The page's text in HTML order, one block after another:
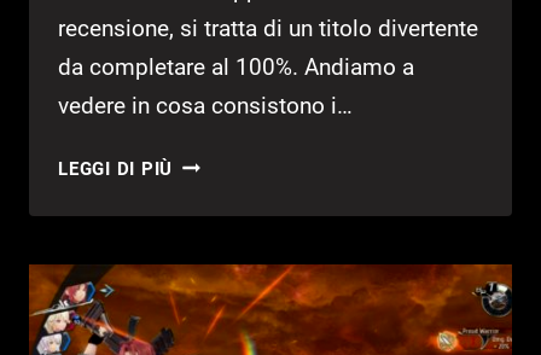
recensione, si tratta di un titolo divertente
da completare al 100%. Andiamo a
vedere in cosa consistono i…
LEGGI DI PIÙ TLOH:
OF
STEEL
IV
–